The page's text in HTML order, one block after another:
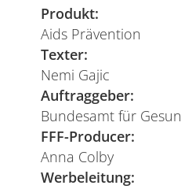
Produkt:
Aids Prävention
Texter:
Nemi Gajic
Auftraggeber:
Bundesamt für
FFF-Producer:
Anna Colby
Werbeleitung: